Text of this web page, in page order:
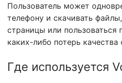
Пользователь может
телефону и скачивать
страницы или пользоваться
каких-либо потерь качества
Где используется